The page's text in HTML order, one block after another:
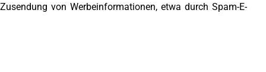
von Werbeinformationen, etwa durch Spam-E-